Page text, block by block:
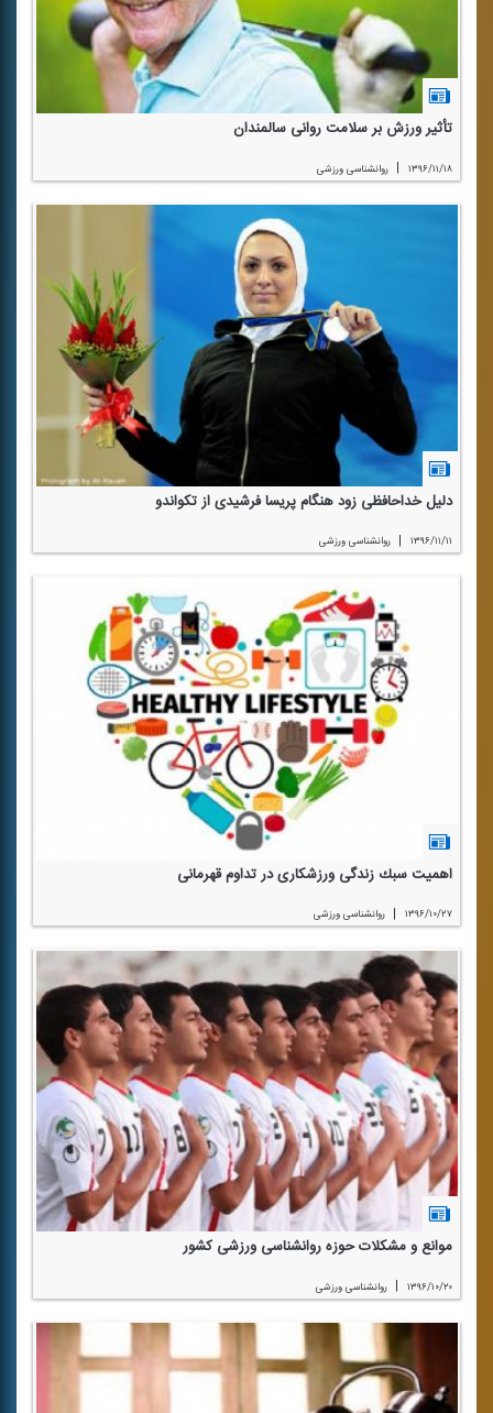
تأثیر ورزش بر سلامت روانی سالمندان
۱۳۹۶/۱۱/۱۸ | روانشناسی ورزشی
دلیل خداحافظی زود هنگام پریسا فرشیدی از تكواندو
۱۳۹۶/۱۱/۱۱ | روانشناسی ورزشی
اهمیت سبك زندگی ورزشكاری در تداوم قهرمانی
۱۳۹۶/۱۰/۲۷ | روانشناسی ورزشی
موانع و مشكلات حوزه روانشناسی ورزشی كشور
۱۳۹۶/۱۰/۲۰ | روانشناسی ورزشی